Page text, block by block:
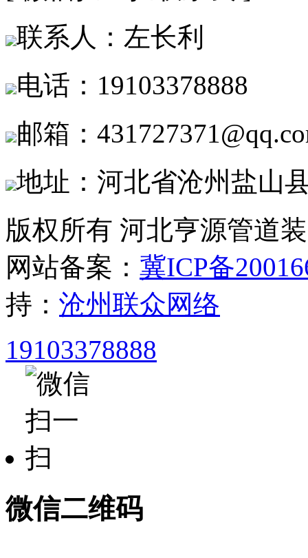
联系人：左长利
电话：19103378888
邮箱：
地址：河北省沧州盐山
版权所有 河北亨源管道
网站备案： 冀ICP备
持： 沧州联众网络
19103378888
微信二维码